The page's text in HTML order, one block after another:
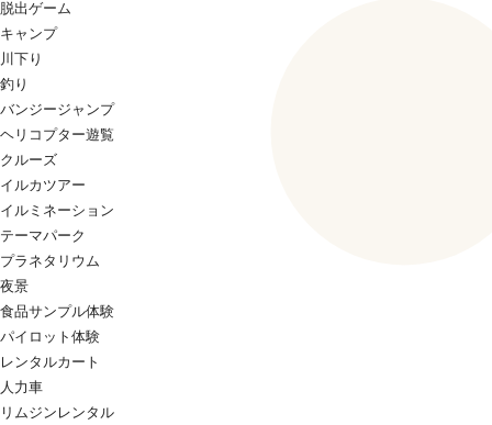
脱出ゲーム
キャンプ
川下り
釣り
バンジージャンプ
ヘリコプター遊覧
クルーズ
イルカツアー
イルミネーション
テーマパーク
プラネタリウム
夜景
食品サンプル体験
パイロット体験
レンタルカート
人力車
リムジンレンタル